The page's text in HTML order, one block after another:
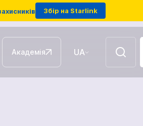
Збір на Starlink
Академія
UA